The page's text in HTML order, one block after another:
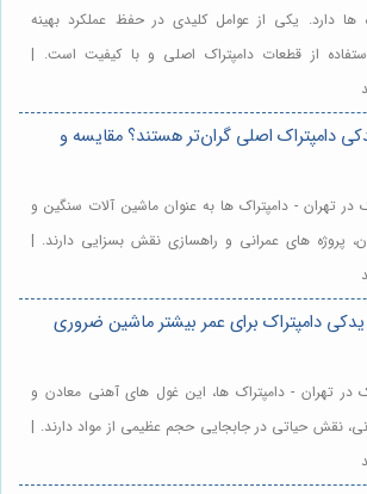
ها دارد. یکی از عوامل کلیدی در حفظ عملکرد بهینه
استفاده از قطعات دامپتراک اصلی و با کیفیت است. |
دامپتراک اصلی گران‌تر هستند؟ مقایسه و
در تهران - دامپتراک ها به عنوان ماشین آلات سنگین و
پروژه های عمرانی و راهسازی نقش بسزایی دارند. |
یدکی دامپتراک برای عمر بیشتر ماشین ضروری
در تهران - دامپتراک ها، این غول های آهنی معادن و
نقش حیاتی در جابجایی حجم عظیمی از مواد دارند. |